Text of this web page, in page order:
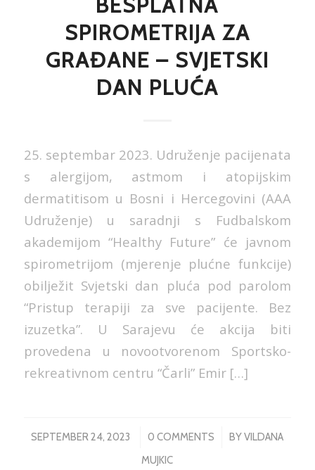
SPIROMETRIJA ZA
GRAĐANE – SVJETSKI
DAN PLUĆA
25. septembar 2023. Udruženje pacijenata
s alergijom, astmom i atopijskim
dermatitisom u Bosni i Hercegovini (AAA
Udruženje) u saradnji s Fudbalskom
akademijom “Healthy Future” će javnom
spirometrijom (mjerenje plućne funkcije)
obilježit Svjetski dan pluća pod parolom
“Pristup terapiji za sve pacijente. Bez
izuzetka”. U Sarajevu će akcija biti
provedena u novootvorenom Sportsko-
rekreativnom centru “Čarli” Emir […]
SEPTEMBER 24, 2023
/ 0 COMMENTS
/ BYVILDANA
MUJKIC